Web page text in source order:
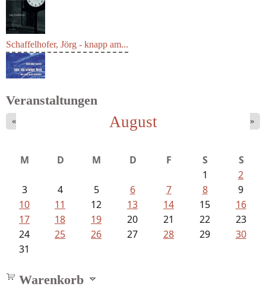
Schaffelhofer, Jörg - knapp am...
Veranstaltungen
August
« »
M D M D F S
S
1
2
3
4 5 6 7 8
9
10
11 12 13 14 15
16
17
18 19 20 21 22
23
24
25 26 27 28 29
30
31
Warenkorb